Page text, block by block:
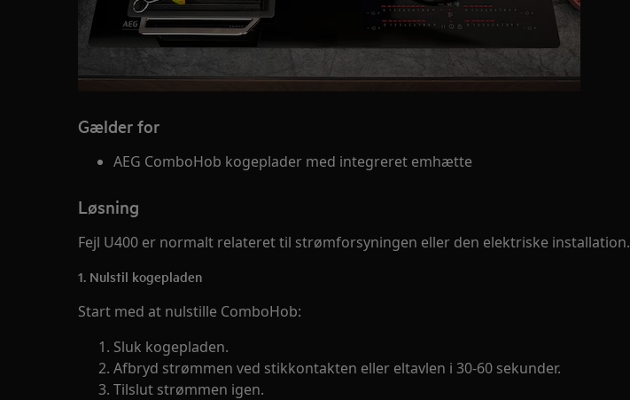
Gælder for
AEG ComboHob kogeplader med integreret emhætte
Løsning
Fejl U400 er normalt relateret til strømforsyningen eller den elektriske installation.
1. Nulstil kogepladen
Start med at nulstille ComboHob:
Sluk kogepladen.
Afbryd strømmen ved stikkontakten eller eltavlen i 30-60 sekunder.
Tilslut strømmen igen.